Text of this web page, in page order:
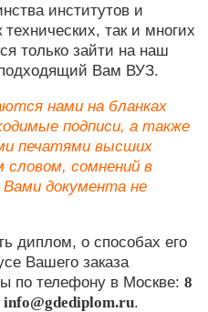
институтов и
так и многих
только зайти на наш
Вам ВУЗ.
нами на бланках
подписи, а также
печатями высших
словом, сомнений в
Вами документа не
диплом, о способах его
Вашего заказа
по телефону в Москве: 8
info@gdediplom.ru.